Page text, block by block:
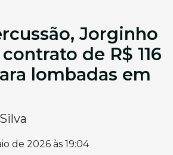
Jorginho
de R$ 116
lombadas em
de 2026 às 19:04